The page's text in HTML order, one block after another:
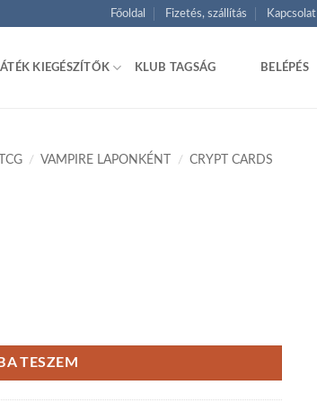
Főoldal Fizetés, szállítás Kapcsolat
KIEGÉSZÍTŐK KLUB TAGSÁG BELÉPÉS
/ VAMPIRE LAPONKÉNT / CRYPT CARDS
TESZEM